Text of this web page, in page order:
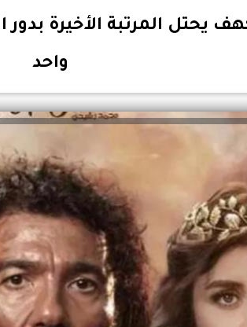
واحد